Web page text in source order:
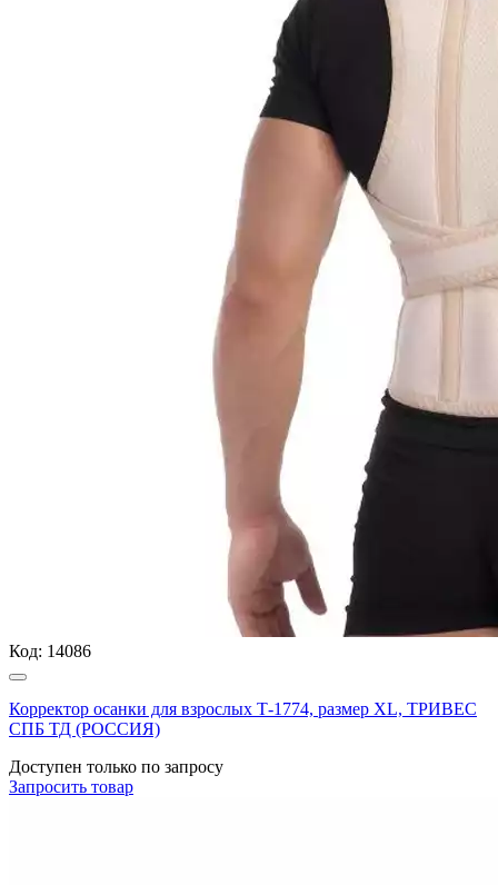
Код: 14086
Корректор осанки для взрослых Т-1774, размер XL, ТРИВЕС
СПБ ТД (РОССИЯ)
Доступен только по запросу
Запросить товар